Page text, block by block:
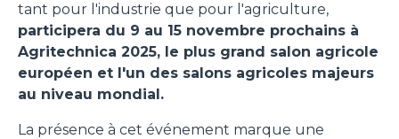
tant pour l'industrie que pour l'agriculture,
participera du 9 au 15 novembre prochains à
Agritechnica 2025, le plus grand salon agricole
européen et l'un des salons agricoles majeurs
au niveau mondial.
La présence à cet événement marque une